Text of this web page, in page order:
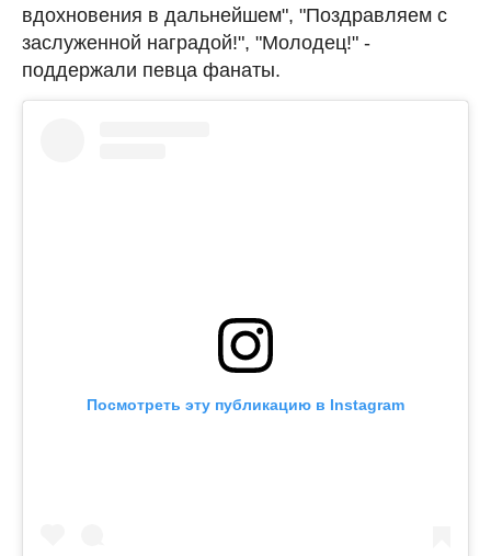
вдохновения в дальнейшем", "Поздравляем с
заслуженной наградой!", "Молодец!" -
поддержали певца фанаты.
Посмотреть эту публикацию в Instagram